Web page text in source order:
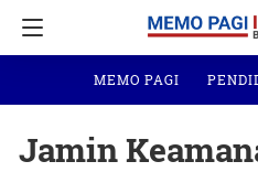
MEMO PAGI
Jamin